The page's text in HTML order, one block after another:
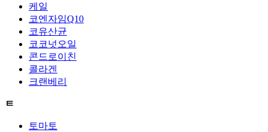
케일
코엔자임Q10
코유산균
코코넛오일
콘드로이친
콜라겐
크랜베리
ㅌ
토마토